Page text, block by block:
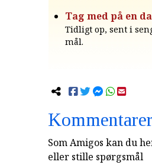
Tag med på en
Tidligt op, sent i
mål.
Kommentarer
Som Amigos kan du
eller stille spørgsmål